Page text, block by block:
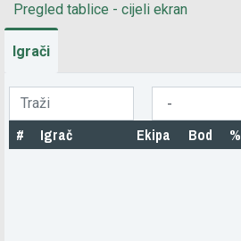
Pregled tablice - cijeli ekran
Igrači
# Igrač Ekipa Bod %